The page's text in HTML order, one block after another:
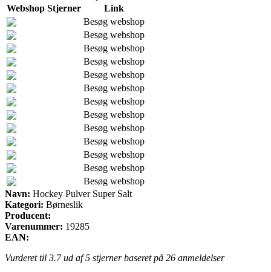
Webshop Stjerner
Link
Besøg webshop
Besøg webshop
Besøg webshop
Besøg webshop
Besøg webshop
Besøg webshop
Besøg webshop
Besøg webshop
Besøg webshop
Besøg webshop
Besøg webshop
Besøg webshop
Besøg webshop
Navn: Hockey Pulver Super Salt
Kategori: Børneslik
Producent:
Varenummer: 19285
EAN:
Vurderet til 3.7ud af 5 stjerner baseret på 26 anmeldelser